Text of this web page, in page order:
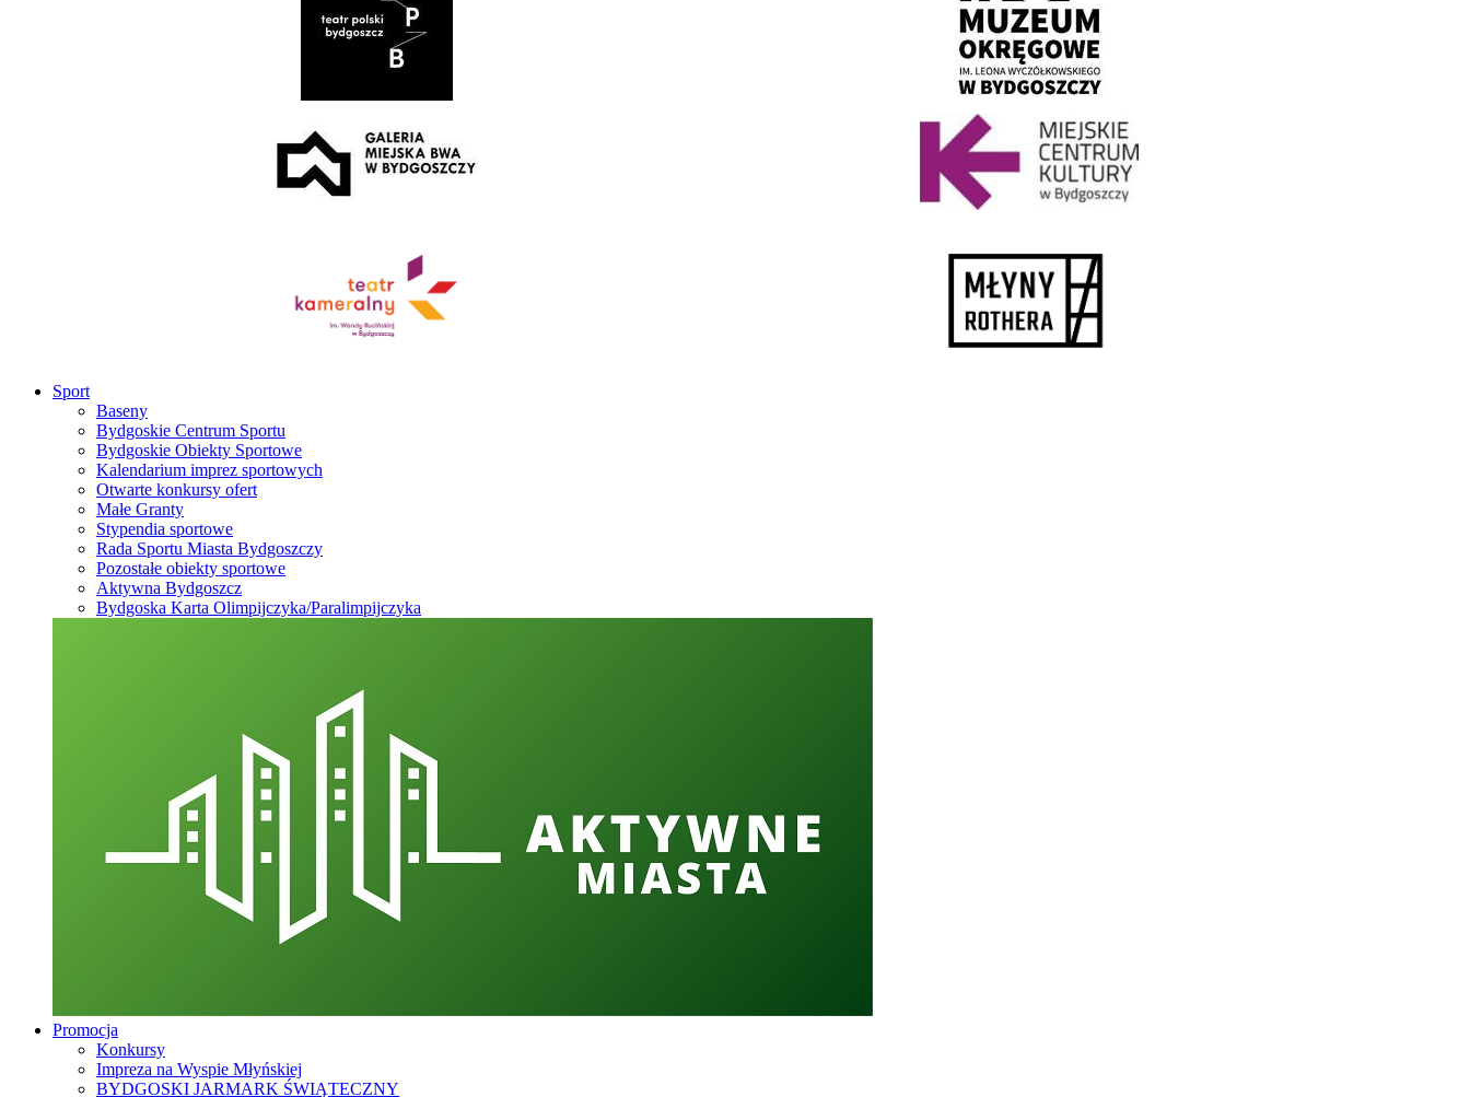
Sport
Baseny
Bydgoskie Centrum Sportu
Bydgoskie Obiekty Sportowe
Kalendarium imprez sportowych
Otwarte konkursy ofert
Małe Granty
Stypendia sportowe
Rada Sportu Miasta Bydgoszczy
Pozostałe obiekty sportowe
Aktywna Bydgoszcz
Bydgoska Karta Olimpijczyka/Paralimpijczyka
Promocja
Konkursy
Impreza na Wyspie Młyńskiej
BYDGOSKI JARMARK ŚWIĄTECZNY